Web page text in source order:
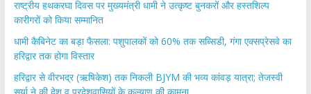
राष्ट्रीय हथकरघा दिवस पर मुख्यमंत्री धामी ने उत्कृष्ट बुनकरों और हस्तशिल्प
कारीगरों को किया सम्मानित
​धामी कैबिनेट का बड़ा फैसला: पशुपालकों को 60% तक सब्सिडी, गंगा एक्सप्रेसवे का
हरिद्वार तक होगा विस्तार
​हरिद्वार से वीरभद्र (ऋषिकेश) तक निकली BJYM की भव्य कांवड़ यात्रा; तेजस्वी